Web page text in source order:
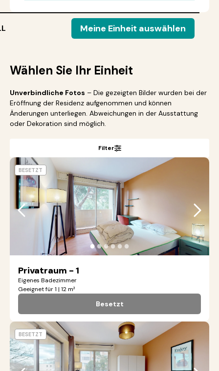
Meine Einheit auswählen
Wählen Sie Ihr Einheit
Unverbindliche Fotos – Die gezeigten Bilder wurden bei der
Eröffnung der Residenz aufgenommen und können
Änderungen unterliegen. Abweichungen in der Ausstattung
oder Dekoration sind möglich.
Filter
●●●●●●
Privatraum - 1
Eigenes Badezimmer
Geeignet für 1 | 12 m²
Besetzt
BESETZT
BESETZT